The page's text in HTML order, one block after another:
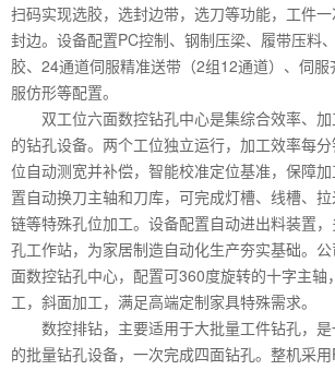
扫码实现选胶，选封边带，选刀等功能，工件
封边。设备配置PC控制、钢制压梁、履带压料
胶、24通道伺服精准送带（2组12通道）、伺
服仿形等配置。
双工位六面数控钻孔中心是集综合效率、加
的钻孔设备。两个工位独立运行，加工效率每
位自动测宽并补偿，智能校准定位基准，保障
置自动换刀主轴和刀库，可完成灯槽、线槽、
链等特殊孔位加工。设备配置自动进出料装置
孔工作站，为家居制造自动化生产夯实基础。
面数控钻孔中心，配置可360度旋转的十字主轴
工，斜面加工，满足高端定制家具特殊需求。
数控排钻，主要适用于大批量工件钻孔，是
的批量钻孔设备，一次完成四面钻孔。整机采